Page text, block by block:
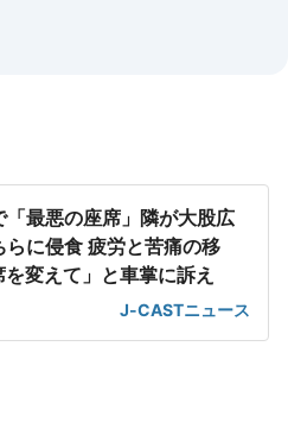
「最悪の座席」隣が大股広
らに侵食 疲労と苦痛の移
変えて」と車掌に訴え
J-CASTニュース